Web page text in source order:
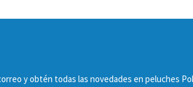
y obtén todas las novedades en peluches